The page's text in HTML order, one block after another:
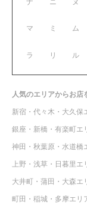
ナ ニ ヌ
マ ミ ム
ラ リ ル
人気のエリアからお店
新宿・代々木・大久保
銀座・新橋・有楽町エ
神田・秋葉原・水道橋
上野・浅草・日暮里エ
大井町・蒲田・大森エ
町田・稲城・多摩エリ